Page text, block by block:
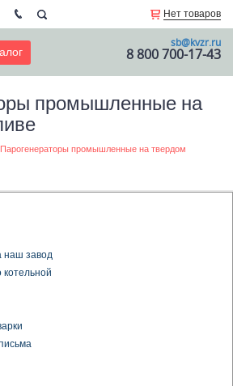
Нет товаров
sb@kvzr.ru
8 800 700-17-43
промышленные на
Парогенераторы промышленные на твердом
наш завод
котельной